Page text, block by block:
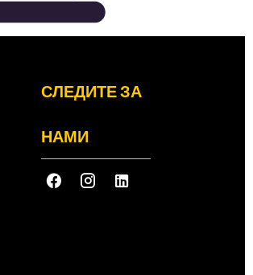
СЛЕДИТЕ ЗА
НАМИ